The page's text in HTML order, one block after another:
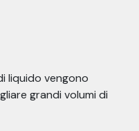
liquido vengono
grandi volumi di